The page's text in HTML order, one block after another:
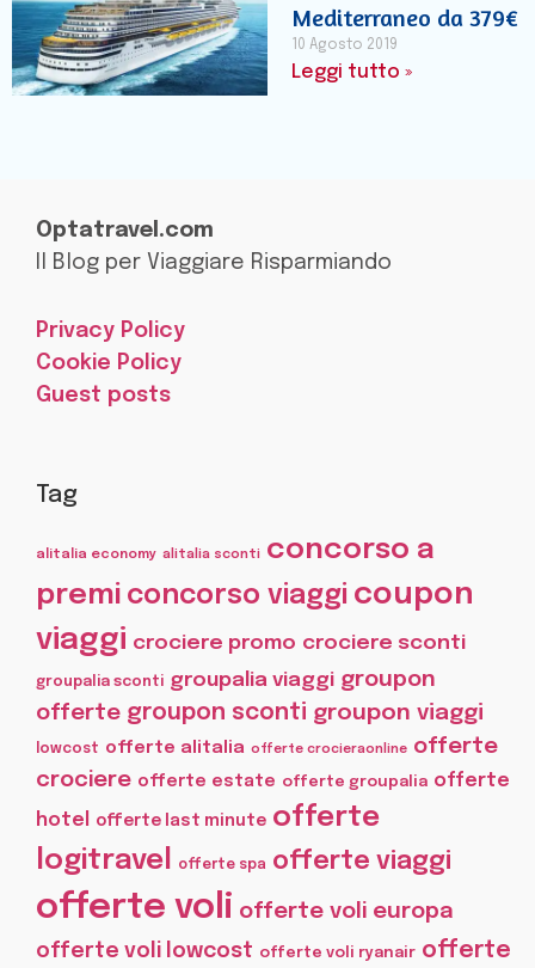
Mediterraneo da 379€
10 Agosto 2019
Leggi tutto »
Optatravel.com
Il Blog per Viaggiare Risparmiando
Privacy Policy
Cookie Policy
Guest posts
Tag
alitalia economy alitalia sconti concorso a
premi concorso viaggi coupon
viaggi crociere promo crociere sconti
groupalia sconti groupalia viaggi groupon
offerte groupon sconti groupon viaggi
lowcost offerte alitalia offerte crocieraonline offerte
crociere offerte estate offerte groupalia offerte
hotel
offerte last minute offerte
logitravel offerte spa offerte viaggi
offerte voli offerte voli europa
offerte voli lowcost offerte voli ryanair offerte